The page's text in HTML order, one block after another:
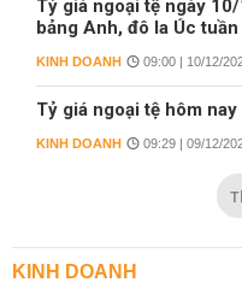
Tỷ giá ngoại tệ ngày
bảng Anh, đô la Úc
KINH DOANH 09:00 | 10/12/
Tỷ giá ngoại tệ hôm
KINH DOANH 09:29 | 09/12/
KINH DOANH